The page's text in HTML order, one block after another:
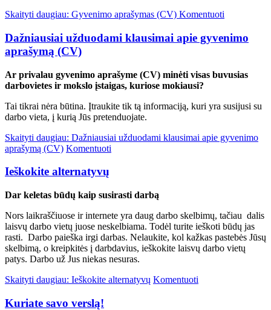
Skaityti daugiau: Gyvenimo aprašymas (CV) Komentuoti
Dažniausiai užduodami klausimai apie gyvenimo
aprašymą (CV)
Ar privalau gyvenimo aprašyme (CV) minėti visas buvusias
darbovietes ir mokslo įstaigas, kuriose mokiausi?
Tai tikrai nėra būtina. Įtraukite tik tą informaciją, kuri yra susijusi su
darbo vieta, į kurią Jūs pretenduojate.
Skaityti daugiau: Dažniausiai užduodami klausimai apie gyvenimo
aprašymą (CV) Komentuoti
Ieškokite alternatyvų
Dar keletas būdų kaip susirasti darbą
Nors laikraščiuose ir internete yra daug darbo skelbimų, tačiau dalis
laisvų darbo vietų juose neskelbiama. Todėl turite ieškoti būdų jas
rasti. Darbo paieška irgi darbas. Nelaukite, kol kažkas pastebės Jūsų
skelbimą, o kreipkitės į darbdavius, ieškokite laisvų darbo vietų
patys. Darbo už Jus niekas nesuras.
Skaityti daugiau: Ieškokite alternatyvų Komentuoti
Kuriate savo verslą!